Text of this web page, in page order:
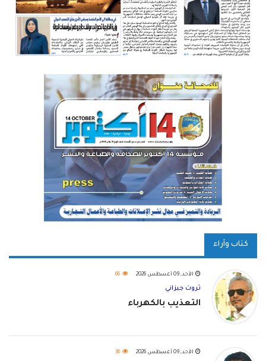
كتاب وآراء
الأحد, 09 أغسطس 2026 66
ثروت جيزاني
التعذيب بالكهرباء
الأحد, 09 أغسطس 2026 36